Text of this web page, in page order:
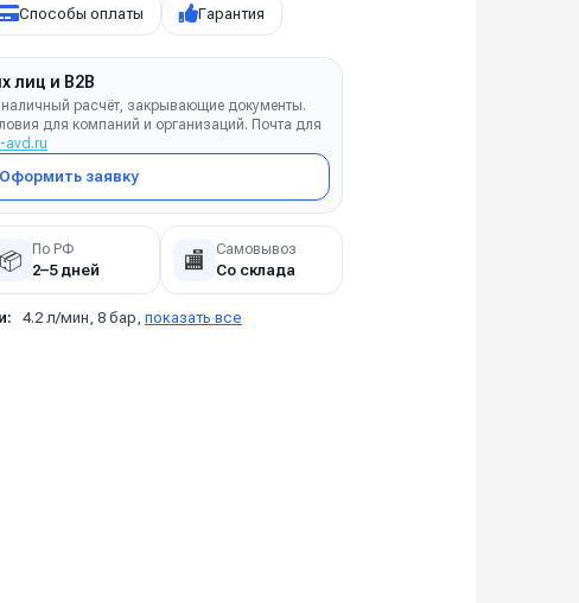
Способы оплаты Гарантия
лиц и B2B
расчёт, закрывающие документы.
для компаний и организаций. Почта для
avd.ru
Оформить заявку
📦 По РФ
2–5 дней 🏬 Самовывоз
Со склада
4.2 л/мин, 8 бар, показать все